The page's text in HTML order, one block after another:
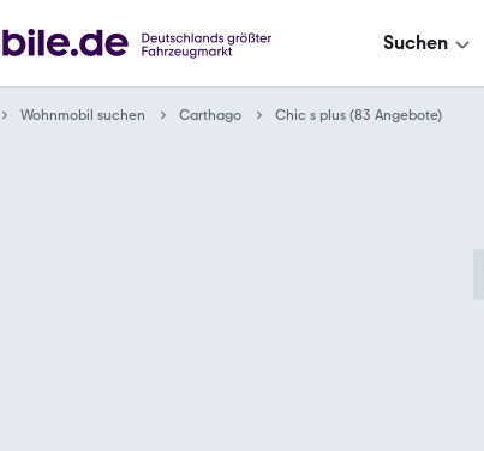
Suchen
Wohnmobil suchen Carthago Chic s plus (83 Angebote)